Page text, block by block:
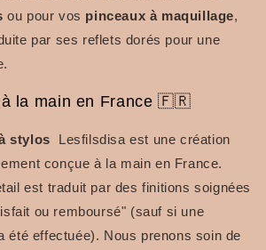
ou pour vos pinceaux à maquillage,
par ses reflets dorés pour une
la main en France 🇫🇷
stylos Lesfilsdisa est une création
conçue à la main en France.
est traduit par des finitions soignées
ou remboursé" (sauf si une
été effectuée). Nous prenons soin de